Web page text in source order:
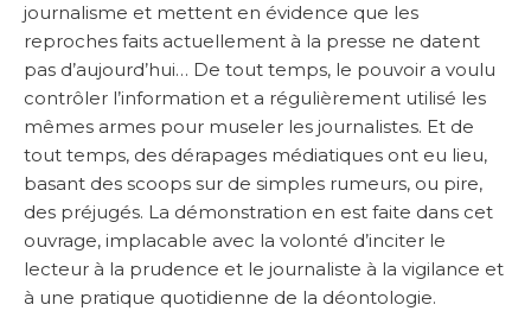
journalisme et mettent en évidence que les
reproches faits actuellement à la presse ne datent
pas d’aujourd’hui… De tout temps, le pouvoir a voulu
contrôler l’information et a régulièrement utilisé les
mêmes armes pour museler les journalistes. Et de
tout temps, des dérapages médiatiques ont eu lieu,
basant des scoops sur de simples rumeurs, ou pire,
des préjugés. La démonstration en est faite dans cet
ouvrage, implacable avec la volonté d’inciter le
lecteur à la prudence et le journaliste à la vigilance et
à une pratique quotidienne de la déontologie.